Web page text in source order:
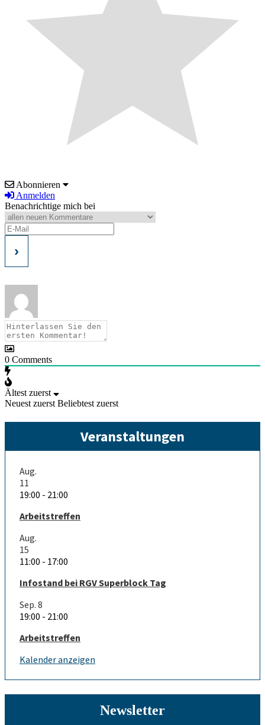
Abonnieren
Anmelden
Benachrichtige mich bei
0 Comments
Ältest zuerst
Neuest zuerst Beliebtest zuerst
Veranstaltungen
Aug.
11
19:00 - 21:00
Arbeitstreffen
Aug.
15
11:00 - 17:00
Infostand bei RGV Superblock Tag
Sep. 8
19:00 - 21:00
Arbeitstreffen
Kalender anzeigen
Newsletter